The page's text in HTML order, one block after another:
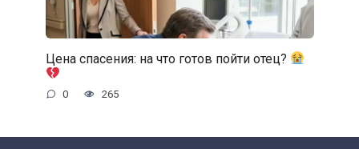
Цена спасения: на что готов пойти отец?
0 265